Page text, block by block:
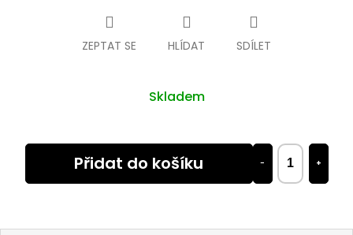
Skladem
+
−
Přidat do košíku
ZEPTAT SE HLÍDAT SDÍLET